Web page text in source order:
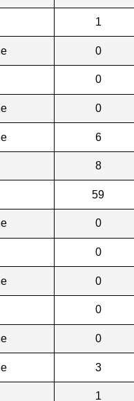
1
0
0
0
6
8
59
0
0
0
0
0
3
1